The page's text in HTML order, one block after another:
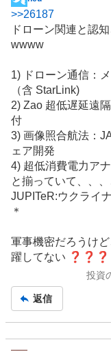
掲
示
板
記
>>26187
ドローン関連と認
wwww
1) ドローン通信 ：
（含 StarLink)
2) Zao 超低遅延遠
付
3) 画像照合航法：
ェア開発
4) 超低消費電力ア
と揃っていて、、、
JUPITeR:ウクライ
＊
軍事機密だろうけ
躍してない ❓❓❓
投資
返信